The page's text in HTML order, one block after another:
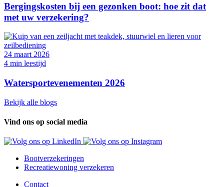
Bergingskosten bij een gezonken boot: hoe zit dat
met uw verzekering?
24 maart 2026
4 min leestijd
Watersportevenementen 2026
Bekijk alle blogs
Vind ons op social media
Bootverzekeringen
Recreatiewoning verzekeren
Contact